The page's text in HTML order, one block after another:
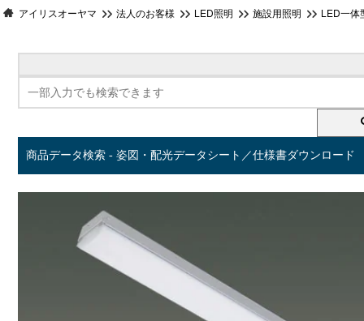
アイリスオーヤマ 法人のお客様 LED照明 施設用照明 LED一体
商品データ検索 - 姿図・配光データシート／仕様書ダウンロード